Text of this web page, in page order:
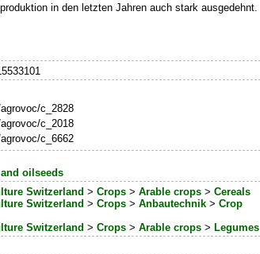
in den letzten Jahren auch stark ausgedehnt.
c_2828
c_2018
c_6662
oilseeds
Switzerland > Crops> Arable crops> Cereals
Switzerland > Crops> Anbautechnik> Crop
Switzerland > Crops> Arable crops> Legumes